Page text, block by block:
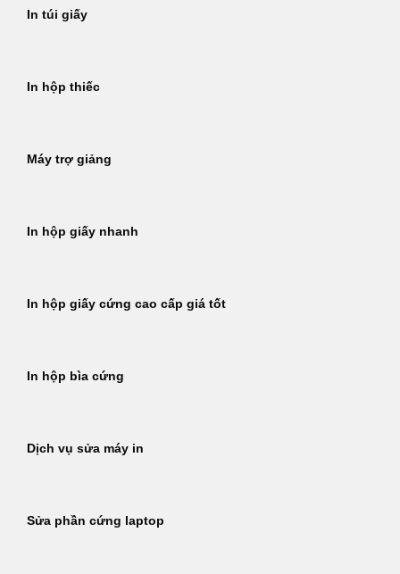
In túi giấy
In hộp thiếc
Máy trợ giảng
In hộp giấy nhanh
In hộp giấy cứng cao cấp giá tốt
In hộp bìa cứng
Dịch vụ sửa máy in
Sửa phần cứng laptop